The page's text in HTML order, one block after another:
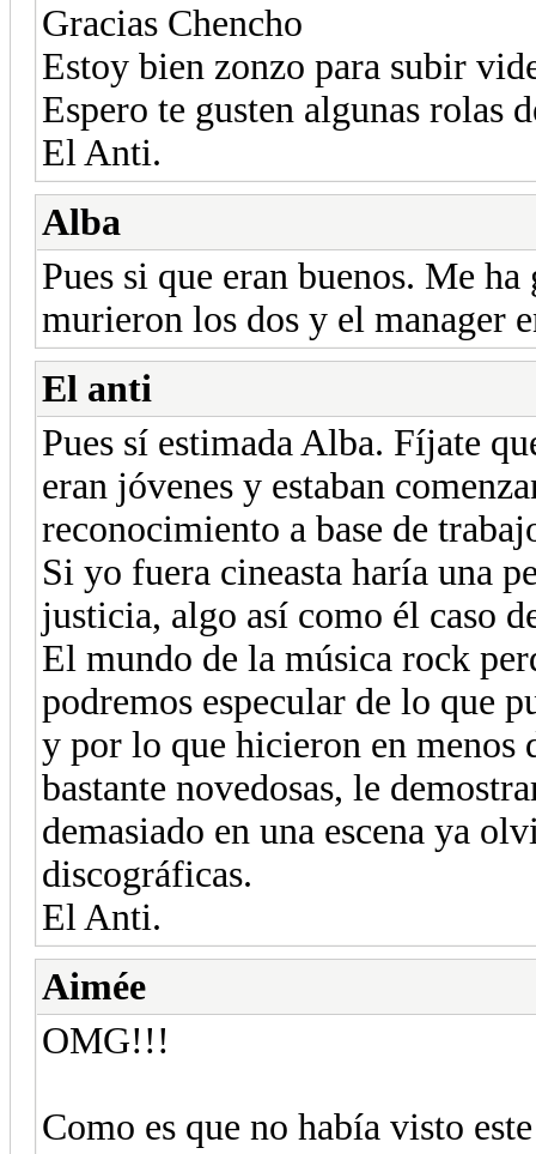
Gracias Chencho
Estoy bien zonzo para subir
Espero te gusten algunas rolas
El Anti.
Alba
Pues si que eran buenos. Me
murieron los dos y el manager
El anti
Pues sí estimada Alba. Fíjate
eran jóvenes y estaban
reconocimiento a base de
Si yo fuera cineasta haría una
justicia, algo así como él caso
El mundo de la música rock
podremos especular de lo que
y por lo que hicieron en menos
bastante novedosas, le
demasiado en una escena ya
discográficas.
El Anti.
Aimée
OMG!!!
Como es que no había visto